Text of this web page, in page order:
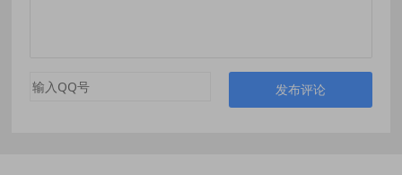
发布评论